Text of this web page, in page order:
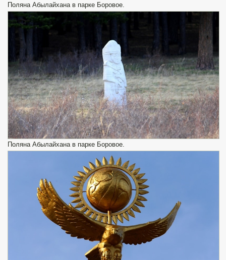
Поляна Абылайхана в парке Боровое.
Поляна Абылайхана в парке Боровое.